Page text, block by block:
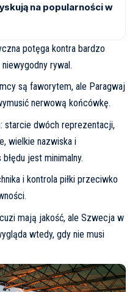
na popularności w
potęga kontra bardzo
rywal.
są faworytem, ale Paragwaj
nerwową końcówkę.
: starcie dwóch reprezentacji,
wielkie nazwiska i
jest minimalny.
i kontrola piłki przeciwko
mają jakość, ale Szwecja w
wtedy, gdy nie musi